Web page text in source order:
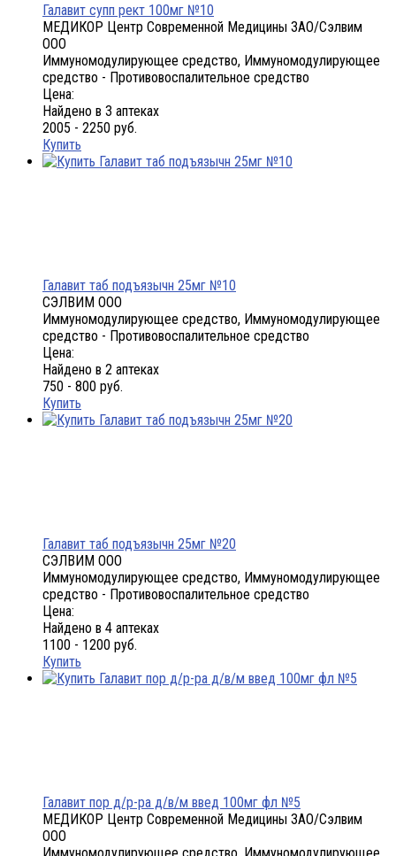
Галавит супп рект 100мг №10
МЕДИКОР Центр Современной Медицины ЗАО/Сэлвим
ООО
Иммуномодулирующее средство, Иммуномодулирующее
средство - Противовоспалительное средство
Цена:
Найдено в 3 аптеках
2005 - 2250 руб.
Купить
Галавит таб подъязычн 25мг №10
СЭЛВИМ ООО
Иммуномодулирующее средство, Иммуномодулирующее
средство - Противовоспалительное средство
Цена:
Найдено в 2 аптеках
750 - 800 руб.
Купить
Галавит таб подъязычн 25мг №20
СЭЛВИМ ООО
Иммуномодулирующее средство, Иммуномодулирующее
средство - Противовоспалительное средство
Цена:
Найдено в 4 аптеках
1100 - 1200 руб.
Купить
Галавит пор д/р-ра д/в/м введ 100мг фл №5
МЕДИКОР Центр Современной Медицины ЗАО/Сэлвим
ООО
Иммуномодулирующее средство, Иммуномодулирующее